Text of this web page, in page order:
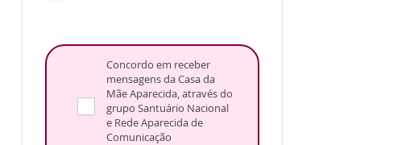
Concordo em receber
mensagens da Casa da
Mãe Aparecida, através do
grupo Santuário Nacional
e Rede Aparecida de
Comunicação